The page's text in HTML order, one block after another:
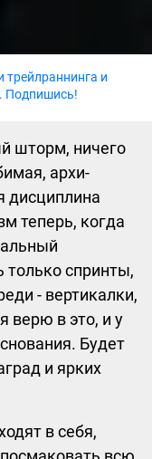
трейлраннинга и
Подпишись!
шторм, ничего
архи-
дисциплина
теперь, когда
только спринты,
- вертикалки,
верю в это, и у
Будет
и ярких
в себя,